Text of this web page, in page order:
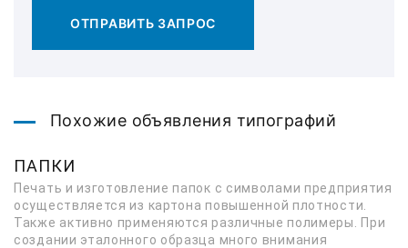
ОТПРАВИТЬ ЗАПРОС
Похожие объявления типографий
ПАПКИ
Печать и изготовление папок с символами предприятия
осуществляется из картона повышенной плотности.
Также активно применяются различные полимеры. При
создании эталонного образца много внимания